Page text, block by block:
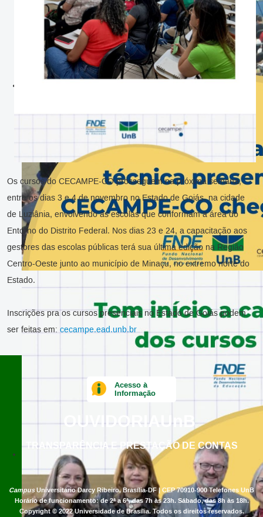
Os cursos do CECAMPE-CO prosseguem na próxima semana,
entre os dias 3 e 4 de novembro no Estado de Goiás, na cidade
de Luziânia, envolvendo as escolas que conformam a área do
Entorno do Distrito Federal. Nos dias 23 e 24, a capacitação aos
gestores das escolas públicas terá sua última edição na Região
Centro-Oeste junto ao município de Minaçu, no extremo norte do
Estado.
Inscrições pra os cursos presenciais no Estado de Goiás podem
ser feitas em: cecampe.ead.unb.br
CampusUniversitário Darcy Ribeiro, Brasília-DF | CEP 70910-900 Telefones UnB
Horário de funcionamento: de 2ª a 6ª, das 7h às 23h. Sábado, das 8h às 18h.
Copyright © 2022Universidade de Brasília. Todos os direitos reservados.
Acesso à
Informação
OUVIDORIAUnB
TRANSPARÊNCIA E PRESTAÇÃO DE CONTAS